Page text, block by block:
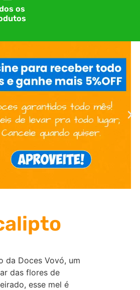
os
da Doces Vovó, um
das flores de
esse mel é